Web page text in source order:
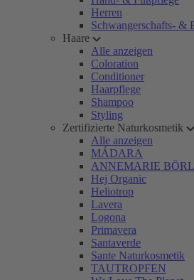
Herren
Schwangerschafts- &
Haare
Alle anzeigen
Coloration
Conditioner
Haarpflege
Shampoo
Styling
Zertifizierte Naturkosmetik
Alle anzeigen
MÁDARA
ANNEMARIE
Hej Organic
Heliotrop
Lavera
Logona
Primavera
Santaverde
Sante Naturkosmetik
TAUTROPFEN